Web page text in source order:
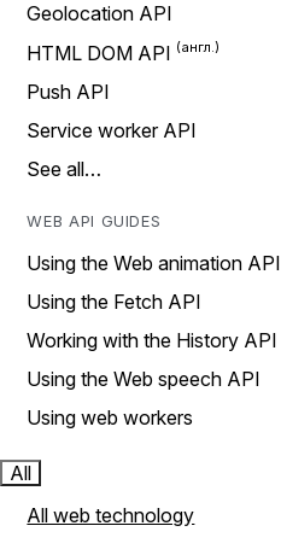
Geolocation API
HTML DOM API
Push API
Service worker API
See all…
WEB API GUIDES
Using the Web animation API
Using the Fetch API
Working with the History API
Using the Web speech API
Using web workers
All
All web technology